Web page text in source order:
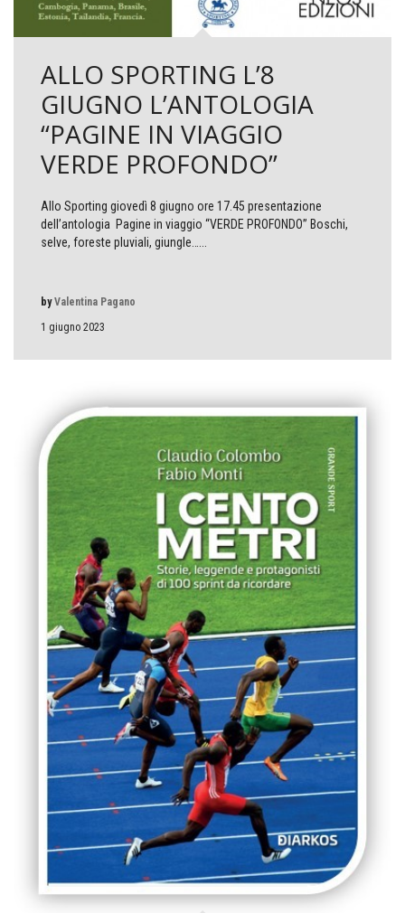
ALLO SPORTING L’8
GIUGNO L’ANTOLOGIA
“PAGINE IN VIAGGIO
VERDE PROFONDO”
Allo Sporting giovedì 8 giugno ore 17.45 presentazione
dell’antologia Pagine in viaggio “VERDE PROFONDO” Boschi,
selve, foreste pluviali, giungle…...
1 giugno 2023
byValentina Pagano